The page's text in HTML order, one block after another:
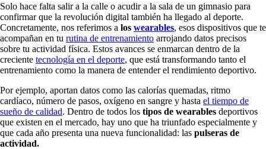
Solo hace falta salir a la calle o acudir a la sala de un gimnasio para
confirmar que la revolución digital también ha llegado al deporte.
Concretamente, nos referimos a los wearables, esos dispositivos que te
acompañan en tu rutina de entrenamiento arrojando datos precisos
sobre tu actividad física. Estos avances se enmarcan dentro de la
creciente tecnología en el deporte, que está transformando tanto el
entrenamiento como la manera de entender el rendimiento deportivo.
Por ejemplo, aportan datos como las calorías quemadas, ritmo
cardíaco, número de pasos, oxígeno en sangre y hasta el tiempo de
sueño de calidad. Dentro de todos los tipos de wearables deportivos
que existen en el mercado, hay uno que ha triunfado especialmente y
que cada año presenta una nueva funcionalidad: las pulseras de
actividad.